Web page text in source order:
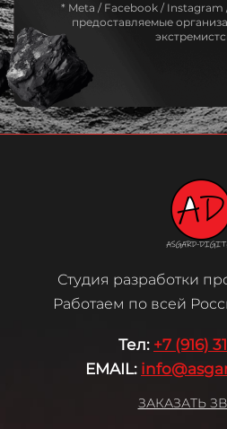
* Meta / Facebook /
предоставляемые
Студия разработки
Работаем по всей
Тел: +7 (916)
EMAIL:
ЗАКАЗАТЬ